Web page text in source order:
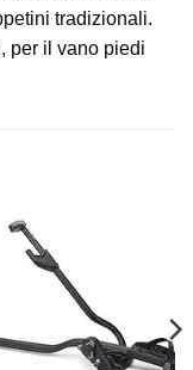
tradizionali.
per il vano piedi